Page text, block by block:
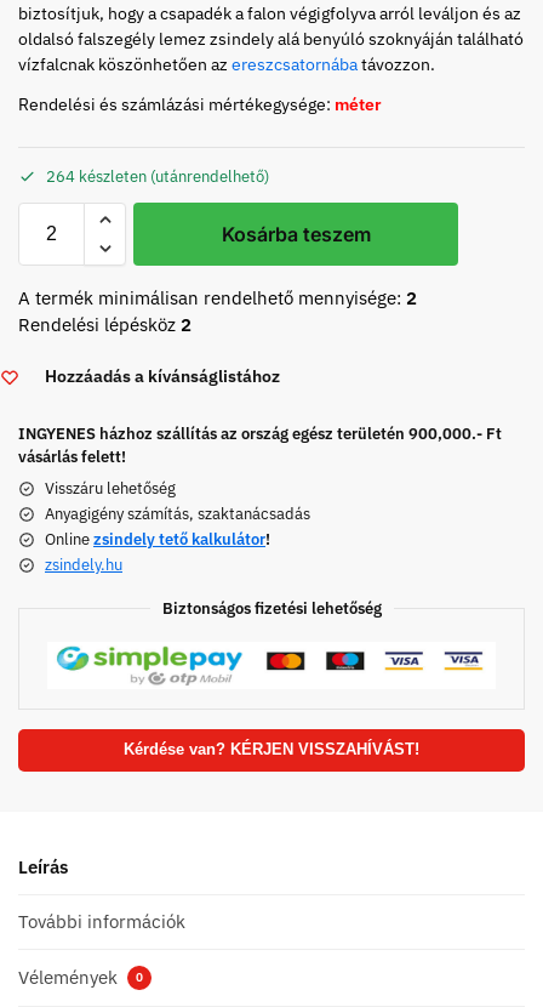
biztosítjuk, hogy a csapadék a falon végigfolyva arról leváljon és az
oldalsó falszegély lemez zsindely alá benyúló szoknyáján található
vízfalcnak köszönhetően az ereszcsatornábatávozzon.
Rendelési és számlázási mértékegysége: méter
264 készleten (utánrendelhető)
Kosárba teszem
A termék minimálisan rendelhető mennyisége: 2
Rendelési lépésköz 2
Hozzáadás a kívánságlistához
INGYENES házhoz szállítás az ország egész területén 900,000.- Ft
vásárlás felett!
Visszáru lehetőség
Anyagigény számítás, szaktanácsadás
Onlinezsindely tető kalkulátor!
zsindely.hu
Biztonságos fizetési lehetőség
Kérdése van? KÉRJEN VISSZAHÍVÁST!
Leírás
További információk
Vélemények 0